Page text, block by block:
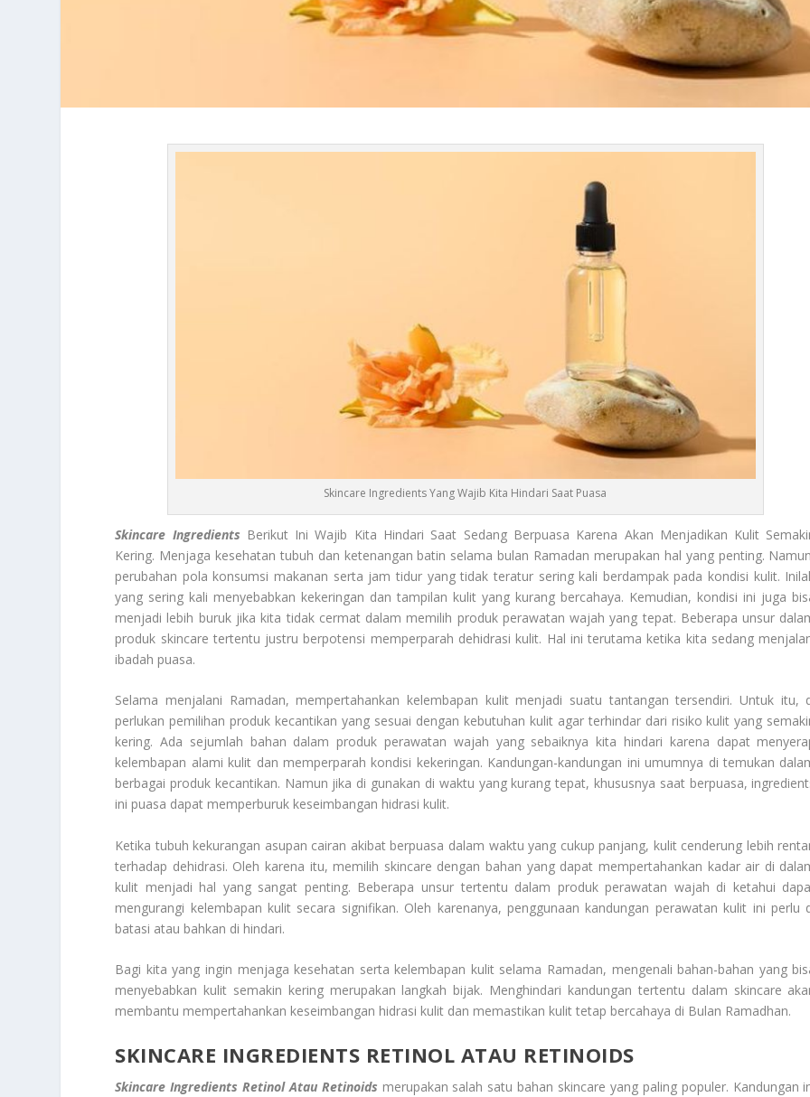
Skincare Ingredients Yang Wajib Kita Hindari Saat Puasa
Skincare Ingredients Berikut Ini Wajib Kita Hindari Saat Sedang Berpuasa Karena Akan Menjadikan Kulit
Kering. Menjaga kesehatan tubuh dan ketenangan batin selama bulan Ramadan merupakan hal yang penting.
perubahan pola konsumsi makanan serta jam tidur yang tidak teratur sering kali berdampak pada kondisi kulit.
yang sering kali menyebabkan kekeringan dan tampilan kulit yang kurang bercahaya. Kemudian, kondisi ini juga
menjadi lebih buruk jika kita tidak cermat dalam memilih produk perawatan wajah yang tepat. Beberapa unsur
produk skincare tertentu justru berpotensi memperparah dehidrasi kulit. Hal ini terutama ketika kita sedang
ibadah puasa.
Selama menjalani Ramadan, mempertahankan kelembapan kulit menjadi suatu tantangan tersendiri. Untuk itu,
perlukan pemilihan produk kecantikan yang sesuai dengan kebutuhan kulit agar terhindar dari risiko kulit yang
kering. Ada sejumlah bahan dalam produk perawatan wajah yang sebaiknya kita hindari karena dapat
kelembapan alami kulit dan memperparah kondisi kekeringan. Kandungan-kandungan ini umumnya di temukan
berbagai produk kecantikan. Namun jika di gunakan di waktu yang kurang tepat, khususnya saat berpuasa,
ini puasa dapat memperburuk keseimbangan hidrasi kulit.
Ketika tubuh kekurangan asupan cairan akibat berpuasa dalam waktu yang cukup panjang, kulit cenderung lebih
terhadap dehidrasi. Oleh karena itu, memilih skincare dengan bahan yang dapat mempertahankan kadar air di
kulit menjadi hal yang sangat penting. Beberapa unsur tertentu dalam produk perawatan wajah di ketahui
mengurangi kelembapan kulit secara signifikan. Oleh karenanya, penggunaan kandungan perawatan kulit ini perlu
batasi atau bahkan di hindari.
Bagi kita yang ingin menjaga kesehatan serta kelembapan kulit selama Ramadan, mengenali bahan-bahan yang
menyebabkan kulit semakin kering merupakan langkah bijak. Menghindari kandungan tertentu dalam skincare
membantu mempertahankan keseimbangan hidrasi kulit dan memastikan kulit tetap bercahaya di Bulan Ramadhan.
SKINCARE INGREDIENTS RETINOL ATAU RETINOIDS
Skincare Ingredients Retinol Atau Retinoids merupakan salah satu bahan skincare yang paling populer. Kandungan